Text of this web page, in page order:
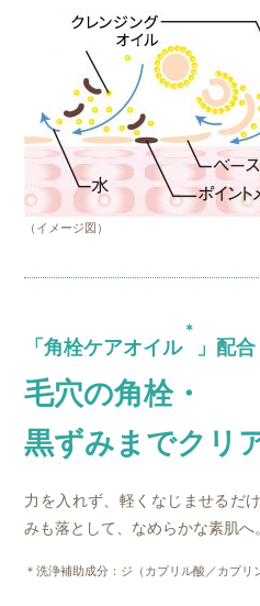
（イメージ図）
「角栓ケアオイル
＊
」配合
毛穴の角栓・
黒ずみまでクリ
力を入れず、軽くなじませるだ
みも落として、なめらかな素肌へ。
＊洗浄補助成分：ジ（カプリル酸／カプリ